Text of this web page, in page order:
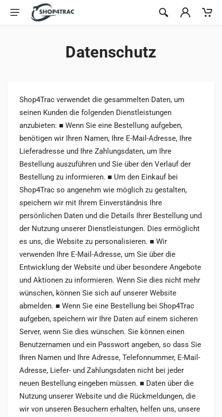
Zum Inhalt springen
Datenschutz
Shop4Trac verwendet die gesammelten Daten, um
seinen Kunden die folgenden Dienstleistungen
anzubieten: ■ Wenn Sie eine Bestellung aufgeben,
benötigen wir Ihren Namen, Ihre E-Mail-Adresse, Ihre
Lieferadresse und Ihre Zahlungsdaten, um Ihre
Bestellung auszuführen und Sie über den Verlauf der
Bestellung zu informieren. ■ Um den Einkauf bei
Shop4Trac so angenehm wie möglich zu gestalten,
speichern wir mit Ihrem Einverständnis Ihre
persönlichen Daten und die Details Ihrer Bestellung und
der Nutzung unserer Dienstleistungen. Dies ermöglicht
es uns, die Website zu personalisieren. ■ Wir
verwenden Ihre E-Mail-Adresse, um Sie über die
Entwicklung der Website und über besondere Angebote
und Aktionen zu informieren. Wenn Sie dies nicht mehr
wünschen, können Sie sich auf unserer Website
abmelden. ■ Wenn Sie eine Bestellung bei Shop4Trac
aufgeben, speichern wir Ihre Daten auf einem sicheren
Server, wenn Sie dies wünschen. Sie können einen
Benutzernamen und ein Passwort angeben, so dass Sie
Ihren Namen und Ihre Adresse, Telefonnummer, E-Mail-
Adresse, Liefer- und Zahlungsdaten nicht bei jeder
neuen Bestellung eingeben müssen. ■ Daten über die
Nutzung unserer Website und die Rückmeldungen, die
wir von unseren Besuchern erhalten, helfen uns, unsere